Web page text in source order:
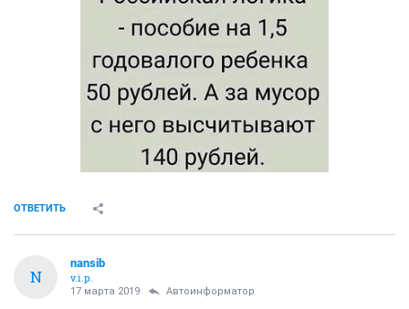
ОТВЕТИТЬ
N
nansib
v.i.p.
17 марта 2019 Автоинформатор